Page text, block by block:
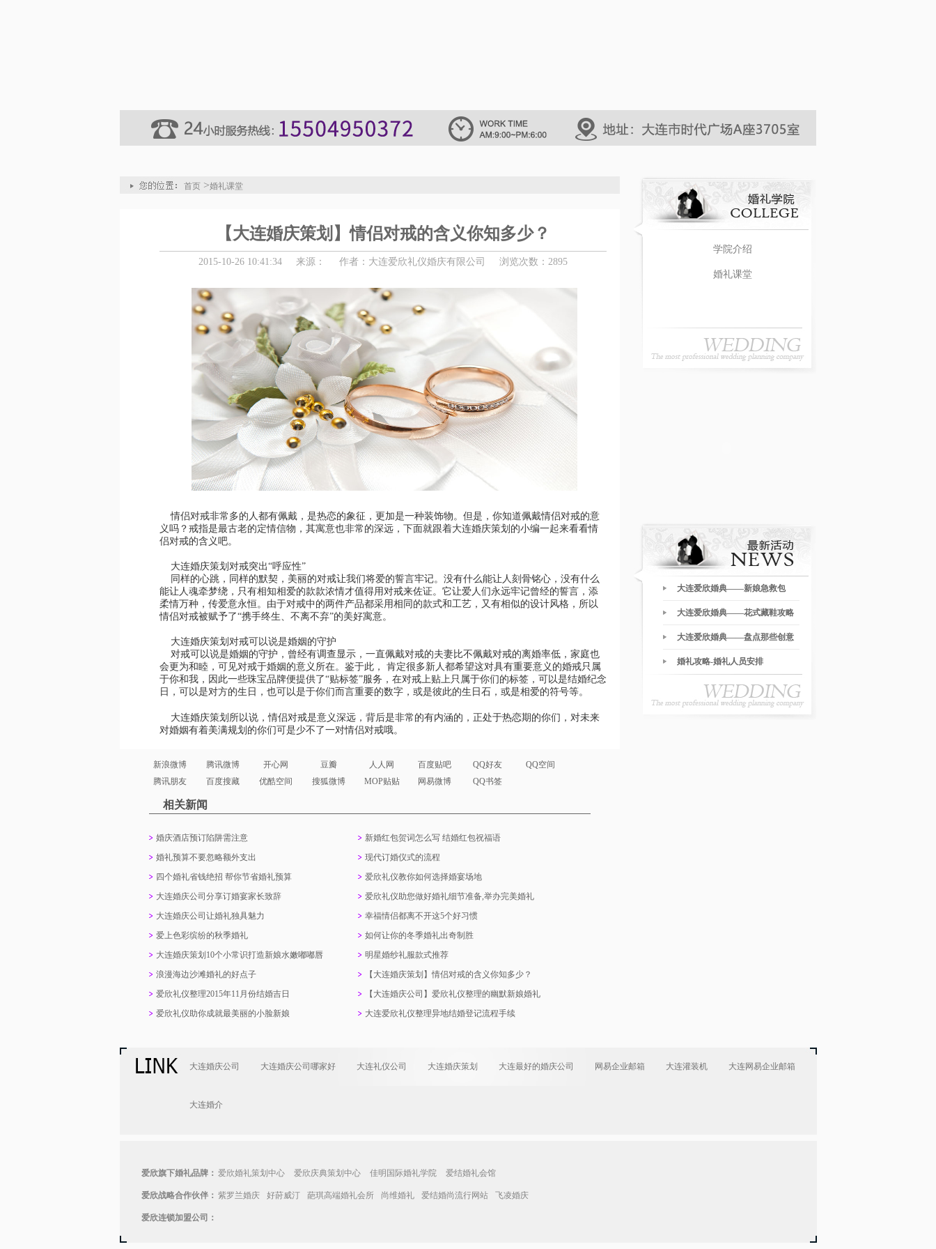
首页 >婚礼课堂
【大连婚庆策划】情侣对戒的含义你知多少？
2015-10-26 10:41:34 来源： 作者：大连爱欣礼仪婚庆有限公司 浏览次数：2895
情侣对戒非常多的人都有佩戴，是热恋的象征，更加是一种装饰物。但是，你知道佩戴情侣对戒的意
义吗？戒指是最古老的定情信物，其寓意也非常的深远，下面就跟着大连婚庆策划 的小编一起来看看情
侣对戒的含义吧。
大连婚庆策划 对戒突出“呼应性”
同样的心跳，同样的默契，美丽的对戒让我们将爱的誓言牢记。没有什么能让人刻骨铭心，没有什么
能让人魂牵梦绕，只有相知相爱的款款浓情才值得用对戒来佐证。它让爱人们永远牢记曾经的誓言，添
柔情万种，传爱意永恒。由于对戒中的两件产品都采用相同的款式和工艺，又有相似的设计风格，所以
情侣对戒被赋予了“携手终生、不离不弃”的美好寓意。
大连婚庆策划 对戒可以说是婚姻的守护
对戒可以说是婚姻的守护，曾经有调查显示，一直佩戴对戒的夫妻比不佩戴对戒的离婚率低，家庭也
会更为和睦，可见对戒于婚姻的意义所在。鉴于此， 肯定很多新人都希望这对具有重要意义的婚戒只属
于你和我，因此一些珠宝品牌便提供了“贴标签”服务，在对戒上贴上只属于你们的标签，可以是结婚纪念
日，可以是对方的生日，也可以是于你们而言重要的数字，或是彼此的生日石，或是相爱的符号等。
大连婚庆策划 所以说，情侣对戒是意义深远，背后是非常的有内涵的，正处于热恋期的你们，对未来
对婚姻有着美满规划的你们可是少不了一对情侣对戒哦。
新浪微博 腾讯微博 开心网 豆瓣 人人网 百度贴吧 QQ好友
QQ空间
腾讯朋友
百度搜藏 优酷空间 搜狐微博 MOP贴贴 网易微博 QQ书签
相关新闻
婚庆酒店预订陷阱需注意
新婚红包贺词怎么写 结婚红包祝福语
婚礼预算不要忽略额外支出
现代订婚仪式的流程
四个婚礼省钱绝招 帮你节省婚礼预算
爱欣礼仪教你如何选择婚宴场地
大连婚庆公司分享订婚宴家长致辞
爱欣礼仪助您做好婚礼细节准备,举办完美婚礼
大连婚庆公司让婚礼独具魅力
幸福情侣都离不开这5个好习惯
爱上色彩缤纷的秋季婚礼
如何让你的冬季婚礼出奇制胜
大连婚庆策划10个小常识打造新娘水嫩嘟嘟唇
明星婚纱礼服款式推荐
浪漫海边沙滩婚礼的好点子
【大连婚庆策划】情侣对戒的含义你知多少？
爱欣礼仪整理2015年11月份结婚吉日
【大连婚庆公司】爱欣礼仪整理的幽默新娘婚礼
致辞
爱欣礼仪助你成就最美丽的小脸新娘 大连爱欣礼仪整理异地结婚登记流程手续
学院介绍
婚礼课堂
大连爱欣婚典——新娘急救包
大连爱欣婚典——花式藏鞋攻略
大连爱欣婚典——盘点那些创意
的婚礼环节
婚礼攻略-婚礼人员安排
大连婚庆公司 大连婚庆公司哪家好 大连礼仪公司 大连婚庆策划 大连最好的婚庆公司 网易企业邮箱 大连灌装机 大连网易企业邮箱
大连婚介
爱欣旗下婚礼品牌： 爱欣婚礼策划中心 爱欣庆典策划中心 佳明国际婚礼学院 爱结婚礼会馆
爱欣战略合作伙伴： 紫罗兰婚庆 好莳威汀 葩琪高端婚礼会所 尚维婚礼 爱结婚尚流行网站 飞凌婚庆
爱欣连锁加盟公司：